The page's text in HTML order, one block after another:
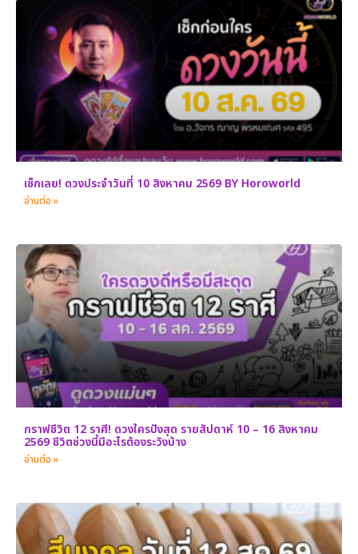
เช็กเลย! ดวงประจำวันที่ 10 สิงหาคม 2569 BY Horoworld
อ่านต่อ »
กราฟชีวิต 12 ราศี! ดวงใครปังสุด รายสัปดาห์ 10 – 16 สิงหาคม
2569 ชีวิตช่วงนี้มีอะไรต้องระวังบ้าง
อ่านต่อ »